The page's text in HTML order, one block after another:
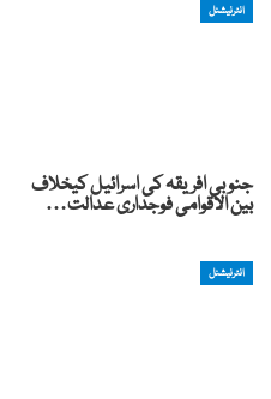
انٹرنیشنل
جنوبی افریقہ کی اسرائیل کیخلاف
بین الاقوامی فوجداری عدالت…
انٹرنیشنل